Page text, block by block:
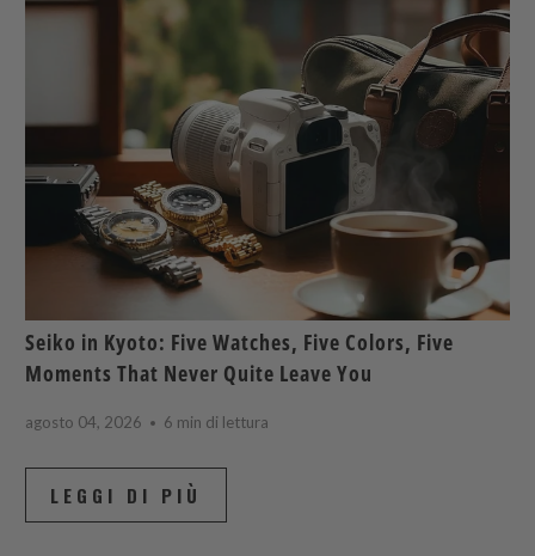
Seiko in Kyoto: Five Watches, Five Colors, Five
Moments That Never Quite Leave You
agosto 04, 2026 6 min di lettura
LEGGI DI PIÙ